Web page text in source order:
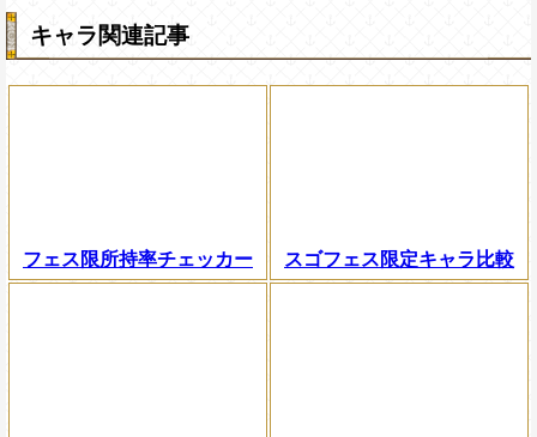
キャラ関連記事
フェス限所持率チェッカー スゴフェス限定キャラ比較